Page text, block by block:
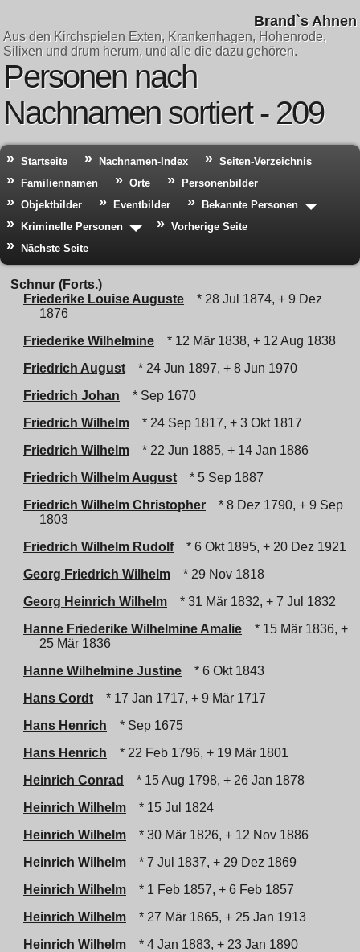
Brand`s Ahnen
Aus den Kirchspielen Exten, Krankenhagen, Hohenrode,
Silixen und drum herum, und alle die dazu gehören.
Personen nach
Nachnamen sortiert - 209
Startseite Nachnamen-Index
Seiten-Verzeichnis
Familiennamen
Orte
Personenbilder
Objektbilder
Eventbilder
Bekannte Personen
Kriminelle Personen
Vorherige Seite
Nächste Seite
Schnur (Forts.)
Friederike Louise Auguste
* 28 Jul 1874, + 9 Dez
1876
Friederike Wilhelmine
* 12 Mär 1838, + 12 Aug 1838
Friedrich August
* 24 Jun 1897, + 8 Jun 1970
Friedrich Johan
* Sep 1670
Friedrich Wilhelm
* 24 Sep 1817, + 3 Okt 1817
Friedrich Wilhelm
* 22 Jun 1885, + 14 Jan 1886
Friedrich Wilhelm August
* 5 Sep 1887
Friedrich Wilhelm Christopher
* 8 Dez 1790, + 9 Sep
1803
Friedrich Wilhelm Rudolf
* 6 Okt 1895, + 20 Dez 1921
Georg Friedrich Wilhelm
* 29 Nov 1818
Georg Heinrich Wilhelm
* 31 Mär 1832, + 7 Jul 1832
Hanne Friederike Wilhelmine Amalie
* 15 Mär 1836, +
25 Mär 1836
Hanne Wilhelmine Justine
* 6 Okt 1843
Hans Cordt
* 17 Jan 1717, + 9 Mär 1717
Hans Henrich
* Sep 1675
Hans Henrich
* 22 Feb 1796, + 19 Mär 1801
Heinrich Conrad
* 15 Aug 1798, + 26 Jan 1878
Heinrich Wilhelm
* 15 Jul 1824
Heinrich Wilhelm
* 30 Mär 1826, + 12 Nov 1886
Heinrich Wilhelm
* 7 Jul 1837, + 29 Dez 1869
Heinrich Wilhelm
* 1 Feb 1857, + 6 Feb 1857
Heinrich Wilhelm
* 27 Mär 1865, + 25 Jan 1913
Heinrich Wilhelm
* 4 Jan 1883, + 23 Jan 1890